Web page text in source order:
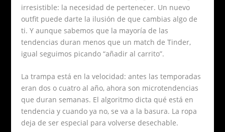
irresistible: la necesidad de pertenecer. Un nuevo
outfit puede darte la ilusión de que cambias algo de
ti. Y aunque sabemos que la mayoría de las
tendencias duran menos que un match de Tinder,
igual seguimos picando “añadir al carrito”.
La trampa está en la velocidad: antes las temporadas
eran dos o cuatro al año, ahora son microtendencias
que duran semanas. El algoritmo dicta qué está en
tendencia y cuando ya no, se va a la basura. La ropa
deja de ser especial para volverse desechable.